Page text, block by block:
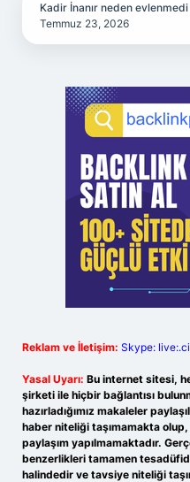
Kadir İnanır neden evlenmedi
Temmuz 23, 2026
Reklam ve İletişim: Skype:
Yasal Uyarı: Bu internet sitesi,
şirketi ile hiçbir bağlantısı
hazırladığımız makaleler
haber niteliği taşımamakta
paylaşım yapılmamaktadır.
benzerlikleri tamamen
halindedir ve tavsiye niteliği